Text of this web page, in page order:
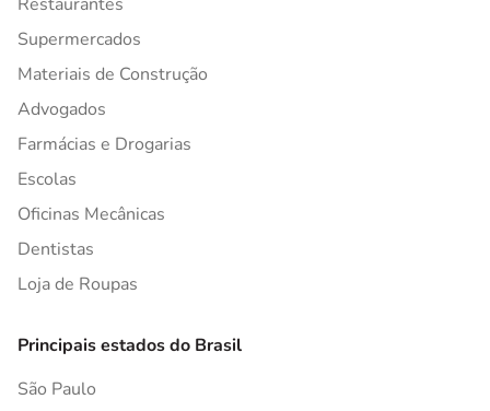
Supermercados
Materiais de Construção
Advogados
Farmácias e Drogarias
Escolas
Oficinas Mecânicas
Dentistas
Loja de Roupas
Principais estados do Brasil
São Paulo